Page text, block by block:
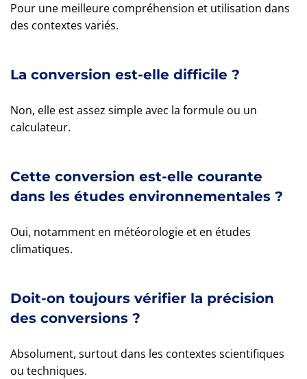
Pour une meilleure compréhension et utilisation dans
des contextes variés.
La conversion est-elle difficile ?
Non, elle est assez simple avec la formule ou un
calculateur.
Cette conversion est-elle courante
dans les études environnementales ?
Oui, notamment en météorologie et en études
climatiques.
Doit-on toujours vérifier la précision
des conversions ?
Absolument, surtout dans les contextes scientifiques
ou techniques.